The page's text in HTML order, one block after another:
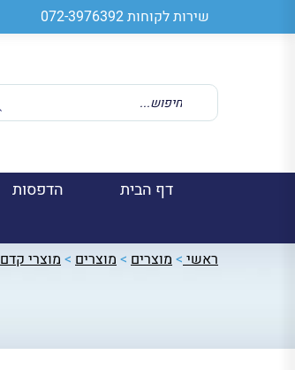
שירות לקוחות072-3976392
Products
search
דף הבית הדפסות
ראשי > מוצרים > מוצרים > מוצרי קדם